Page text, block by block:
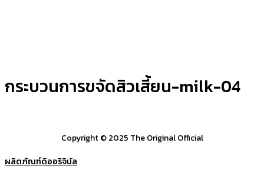
กระบวนการขจัดสิวเสี้ยน-milk-04
Copyright © 2025 The Original Official
ผลิตภัณฑ์ดิออริจินัล